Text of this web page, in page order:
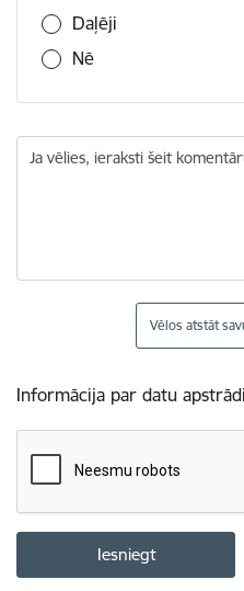
Daļēji
Nē
Ja vēlies, ieraksti šeit
Vēlos atstāt
Informācija par datu